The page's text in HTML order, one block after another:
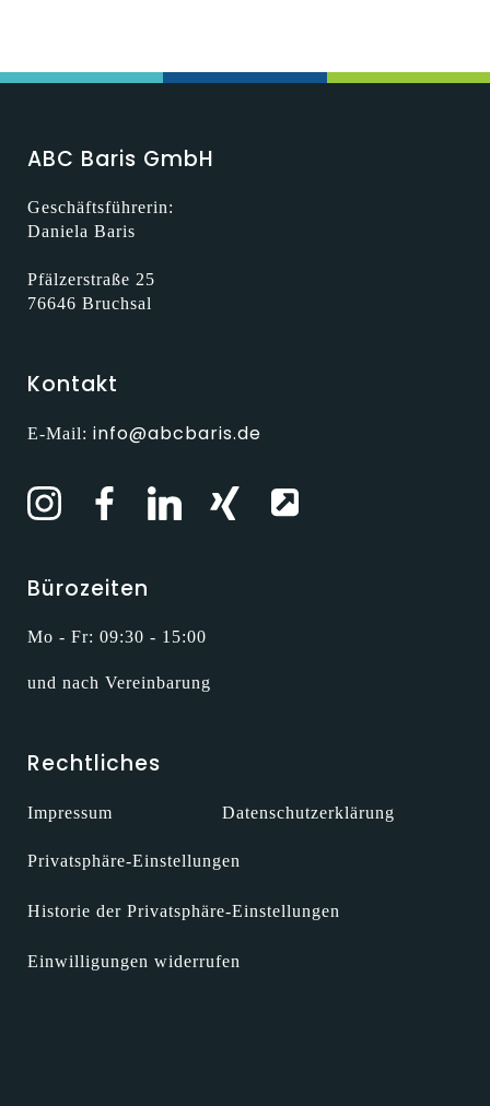
ABC Baris GmbH
Geschäftsführerin:
Daniela Baris
Pfälzerstraße 25
76646 Bruchsal
Kontakt
E-Mail: info@abcbaris.de
Bürozeiten
Mo - Fr: 09:30 - 15:00
und nach Vereinbarung
Rechtliches
Impressum Datenschutzerklärung
Privatsphäre-Einstellungen
Historie der Privatsphäre-Einstellungen
Einwilligungen widerrufen